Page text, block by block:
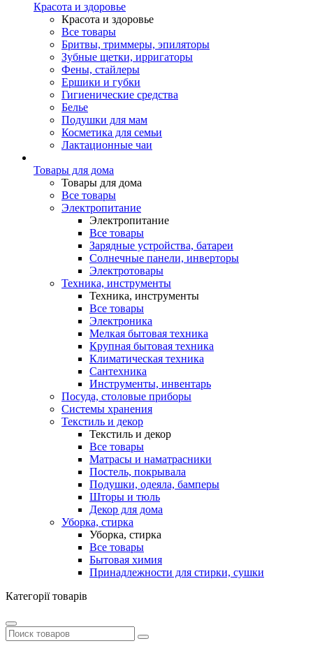
Красота и здоровье
Красота и здоровье
Все товары
Бритвы, триммеры, эпиляторы
Зубные щетки, ирригаторы
Фены, стайлеры
Ершики и губки
Гигиенические средства
Белье
Подушки для мам
Косметика для семьи
Лактационные чаи
Товары для дома
Товары для дома
Все товары
Электропитание
Электропитание
Все товары
Зарядные устройства, батареи
Солнечные панели, инверторы
Электротовары
Техника, инструменты
Техника, инструменты
Все товары
Электроника
Мелкая бытовая техника
Крупная бытовая техника
Климатическая техника
Сантехника
Инструменты, инвентарь
Посуда, столовые приборы
Системы хранения
Текстиль и декор
Текстиль и декор
Все товары
Матрасы и наматрасники
Постель, покрывала
Подушки, одеяла, бамперы
Шторы и тюль
Декор для дома
Уборка, стирка
Уборка, стирка
Все товары
Бытовая химия
Принадлежности для стирки, сушки
Категорії товарів